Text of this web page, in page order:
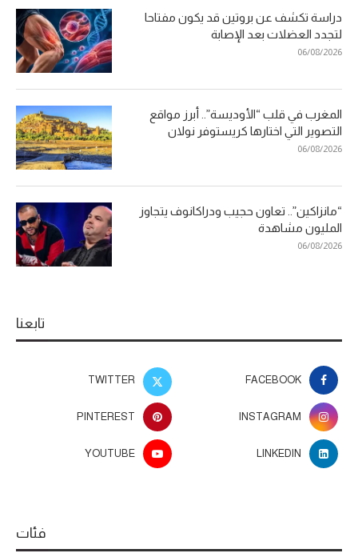
دراسة تكشف عن بروتين قد يكون مفتاحا
لتجدد العضلات بعد الإصابة
06/08/2026
المغرب في قلب “الأوديسة”.. أبرز مواقع
التصوير التي اختارها كريستوفر نولان
06/08/2026
“مانزاكين”.. تعاون حجيب ودراكانوف يتجاوز
المليون مشاهدة
06/08/2026
تابعنا
FACEBOOK
TWITTER
INSTAGRAM
PINTEREST
LINKEDIN
YOUTUBE
فئات